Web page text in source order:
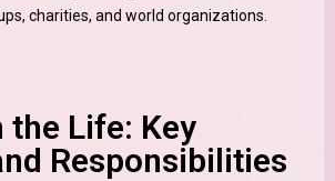
charities, and world organizations.
the Life: Key
Responsibilities